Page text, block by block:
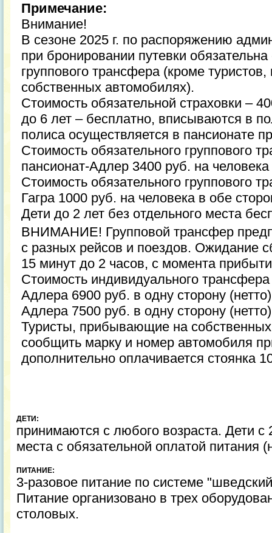
Примечание:
Внимание!
В сезоне 2025 г. по распоряжению
при бронировании путевки
группового трансфера (кроме
собственных автомобилях).
Стоимость обязательной страховки –
до 6 лет – бесплатно, вписываются в
полиса осуществляется в пансионате
Стоимость обязательного группового
пансионат-Адлер 3400 руб. на
Стоимость обязательного группового
Гагра 1000 руб. на человека в обе
Дети до 2 лет без отдельного места
ВНИМАНИЕ! Групповой трансфер
с разных рейсов и поездов. Ожидание
15 минут до 2 часов, с момента
Стоимость индивидуального
Адлера 6900 руб. в одну сторону
Адлера 7500 руб. в одну сторону
Туристы, прибывающие на
сообщить марку и номер автомобиля
дополнительно оплачивается стоянка
ДЕТИ:
принимаются с любого возраста. Дети
места с обязательной оплатой питания
ПИТАНИЕ:
3-разовое питание по системе
Питание организовано в трех
столовых.